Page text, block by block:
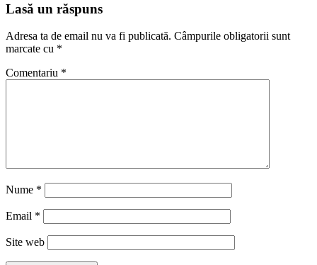
Lasă un răspuns
Adresa ta de email nu va fi publicată. Câmpurile obligatorii sunt
marcate cu *
Comentariu *
Nume *
Email *
Site web